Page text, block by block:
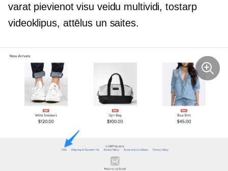
varat pievienot visu veidu multividi, tostarp
videoklipus, attēlus un saites.